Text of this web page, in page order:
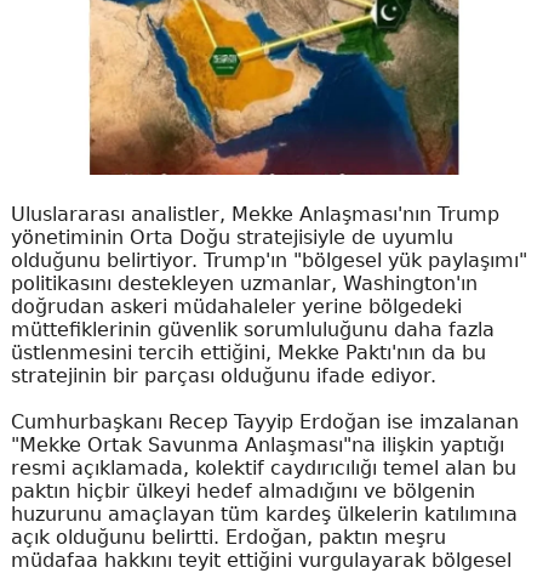
Uluslararası analistler, Mekke Anlaşması'nın Trump
yönetiminin Orta Doğu stratejisiyle de uyumlu
olduğunu belirtiyor. Trump'ın "bölgesel yük paylaşımı"
politikasını destekleyen uzmanlar, Washington'ın
doğrudan askeri müdahaleler yerine bölgedeki
müttefiklerinin güvenlik sorumluluğunu daha fazla
üstlenmesini tercih ettiğini, Mekke Paktı'nın da bu
stratejinin bir parçası olduğunu ifade ediyor.
Cumhurbaşkanı Recep Tayyip Erdoğan ise imzalanan
"Mekke Ortak Savunma Anlaşması"na ilişkin yaptığı
resmi açıklamada, kolektif caydırıcılığı temel alan bu
paktın hiçbir ülkeyi hedef almadığını ve bölgenin
huzurunu amaçlayan tüm kardeş ülkelerin katılımına
açık olduğunu belirtti. Erdoğan, paktın meşru
müdafaa hakkını teyit ettiğini vurgulayarak bölgesel